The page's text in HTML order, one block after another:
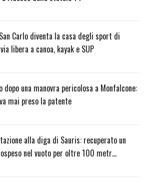
Carlo diventa la casa degli sport di
libera a canoa, kayak e SUP
dopo una manovra pericolosa a Monfalcone:
mai preso la patente
alla diga di Sauris: recuperato un
nel vuoto per oltre 100 metr…